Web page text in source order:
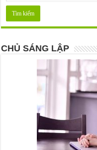
CHỦ SÁNG LẬP